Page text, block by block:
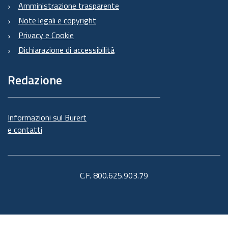
Amministrazione trasparente
Note legali e copyright
Privacy e Cookie
Dichiarazione di accessibilità
Redazione
Informazioni sul Burert
e contatti
C.F. 800.625.903.79